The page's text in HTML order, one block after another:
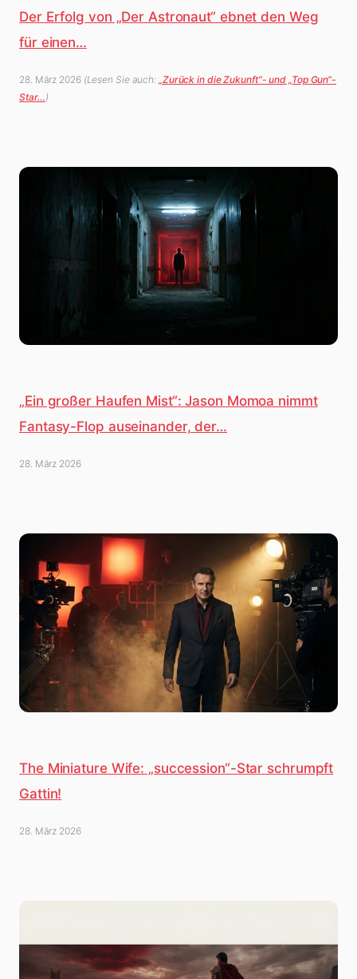
Der Erfolg von „Der Astronaut“ ebnet den Weg
für einen…
28. März 2026 (Lesen Sie auch: „Zurück in die Zukunft“- und „Top Gun“-
Star…)
„Ein großer Haufen Mist“: Jason Momoa nimmt
Fantasy-Flop auseinander, der…
28. März 2026
The Miniature Wife: „succession“-Star schrumpft
Gattin!
28. März 2026